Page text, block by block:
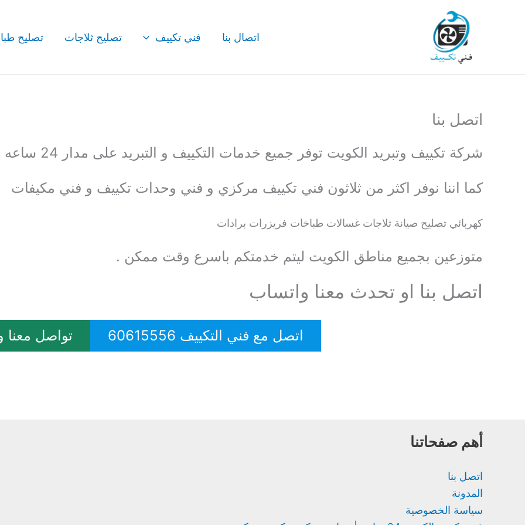
اتصال بنا فني تكييف تصليح ثلاجات تصليح
اتصل بنا
شركة تكييف وتبريد الكويت توفر جميع خدمات التكييف و التبريد على مدار 24 ساعه
كما اننا نوفر اكثر من ثلاثون فني تكييف مركزي و فني وحدات تكييف و فني مكيفات
كهربائي تصليح صيانة ثلاجات غسالات طباخات فريزرات برادات
متوزعين بجميع مناطق الكويت ليتم خدمتكم باسرع وقت ممكن .
اتصل بنا او تحدث معنا واتساب
اتصل مع فني التكييف 60615556 تواصل معنا
أهم صفحاتنا
اتصل بنا
المدونة
سياسة الخصوصية